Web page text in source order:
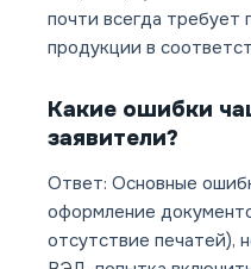
почти всегда требует
продукции в
Какие ошибки
заявители?
Ответ: Основные
оформление
отсутствие печатей),